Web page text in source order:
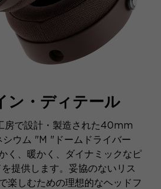
ン・ディテール
房で設計・製造された40mm
ウム "M "ドームドライバー
く、暖かく、ダイナミックなピ
提供します。妥協のないリス
楽しむための理想的なヘッドフ